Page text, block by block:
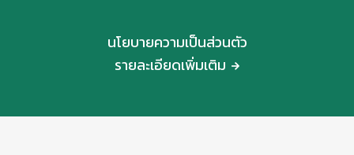
นโยบายความเป็นส่วนตัว
รายละเอียดเพิ่มเติม